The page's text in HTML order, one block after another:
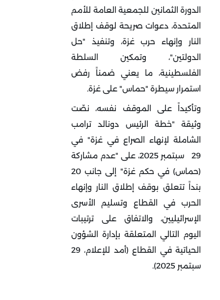
الدورة الثمانين للجمعية العامة للأمم
المتحدة، دعوات صريحة لوقف إطلاق
النار وإنهاء حرب غزة، وتنفيذ "حل
الدولتين"، وتمكين السلطة
الفلسطينية، ما يعني ضمناً رفض
استمرار سيطرة "حماس" على غزة.
وتأكيداً على الموقف نفسه، نصّت
وثيقة "خطة الرئيس دونالد ترامب
الشاملة لإنهاء الصراع في غزة" في
29 سبتمبر 2025، على "عدم مشاركة
(حماس) في حكم غزة" إلى جانب 20
بنداً تتعلق بوقف إطلاق النار وإنهاء
الحرب في القطاع وتسليم الأسرى
الإسرائيليين، والاتفاق على ترتيبات
اليوم التالي المتعلقة بإدارة الشؤون
الحياتية في القطاع (أمد للإعلام، 29
سبتمبر 2025).